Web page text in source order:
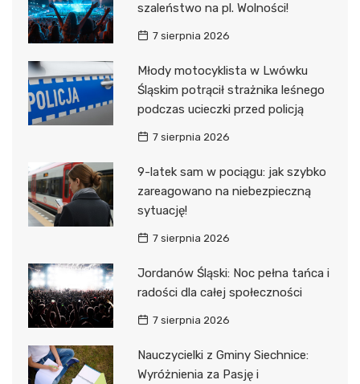
szaleństwo na pl. Wolności!
7 sierpnia 2026
Młody motocyklista w Lwówku
Śląskim potrącił strażnika leśnego
podczas ucieczki przed policją
7 sierpnia 2026
9-latek sam w pociągu: jak szybko
zareagowano na niebezpieczną
sytuację!
7 sierpnia 2026
Jordanów Śląski: Noc pełna tańca i
radości dla całej społeczności
7 sierpnia 2026
Nauczycielki z Gminy Siechnice:
Wyróżnienia za Pasję i